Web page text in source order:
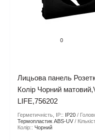
0
Лицьова панель
Колір Чорний
LIFE,756202
Герметичність, IP:: IP20
Термопластик ABS-UV
Колір:: Чорний